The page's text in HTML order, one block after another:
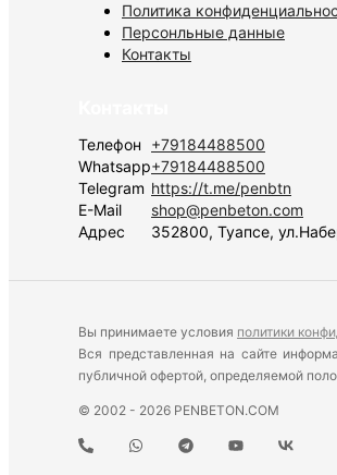
Политика
Персонльные данные
Контакты
Телефон
+79184488500
Whatsapp+79184488500
Telegram https://t.me/penbtn
E-Mail
shop@penbeton.com
Адрес
352800, Туапсе,
Вы принимаете условия политики
Вся представленная на сайте
публичной офертой, определяемой
© 2002 - 2026 PENBETON.COM